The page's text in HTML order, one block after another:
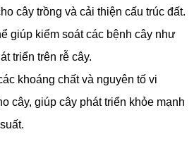
cây trồng và cải thiện cấu trúc đất.
giúp kiểm soát các bệnh cây như
triển trên rễ cây.
khoáng chất và nguyên tố vi
cây, giúp cây phát triển khỏe mạnh